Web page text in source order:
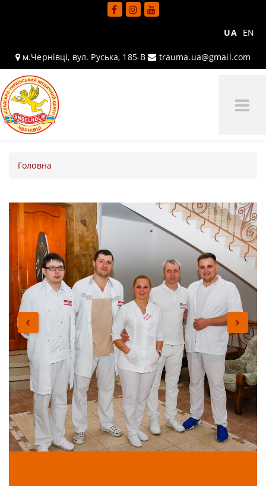
UA EN
м.Чернівці, вул. Руська, 185-В trauma.ua@gmail.com
Головна